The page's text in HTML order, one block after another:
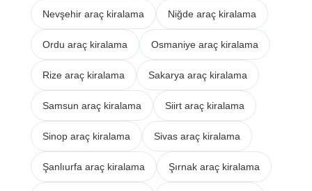
Nevşehir araç kiralama Niğde araç kiralama
Ordu araç kiralama Osmaniye araç kiralama
Rize araç kiralama Sakarya araç kiralama
Samsun araç kiralama Siirt araç kiralama
Sinop araç kiralama Sivas araç kiralama
Şanlıurfa araç kiralama Şırnak araç kiralama